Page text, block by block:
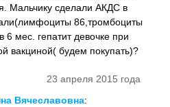
Мальчику сделали АКДС в
86,тромбоциты
мес. гепатит девочке при
вакциной( будем покупать)?
23 апреля 2015 года
Вячеславовна: